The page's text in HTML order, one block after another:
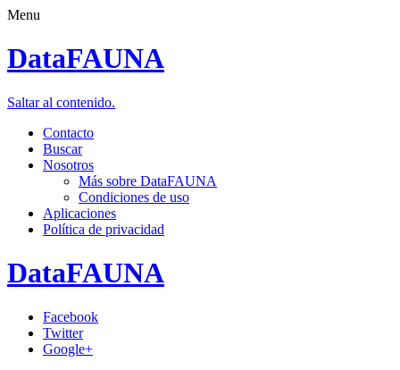
Menu
DataFAUNA
Saltar al contenido.
Contacto
Buscar
Nosotros
Más sobre DataFAUNA
Condiciones de uso
Aplicaciones
Política de privacidad
DataFAUNA
Facebook
Twitter
Google+